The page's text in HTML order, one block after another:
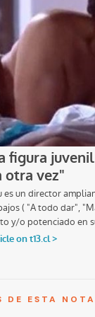
DE ESTA NOTA